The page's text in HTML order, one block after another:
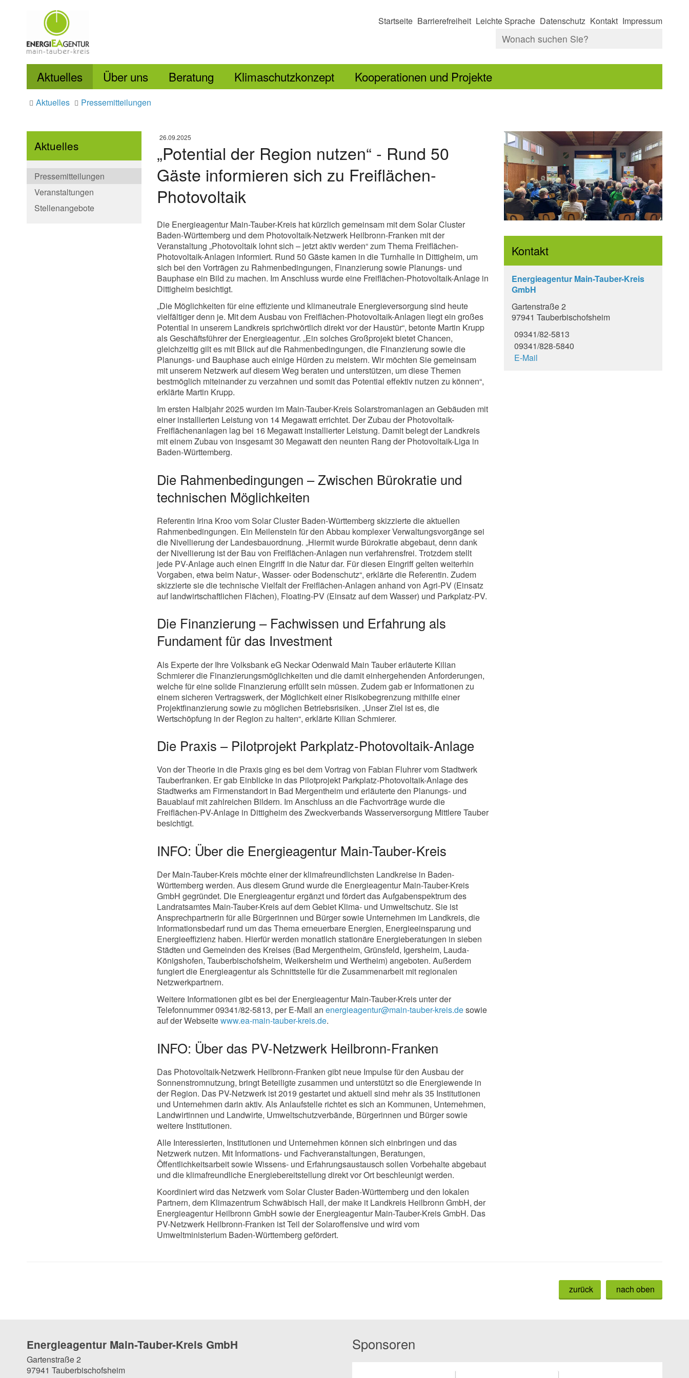
Startseite Barrierefreiheit Leichte Sprache Datenschutz Kontakt Impressum
Aktuelles Über uns Beratung Klimaschutzkonzept Kooperationen und Projekte
Aktuelles Pressemitteilungen
Aktuelles
Pressemitteilungen
Veranstaltungen
Stellenangebote
26.09.2025
„Potential der Region nutzen“ - Rund 50
Gäste informieren sich zu Freiflächen-
Photovoltaik
Die Energieagentur Main-Tauber-Kreis hat kürzlich gemeinsam mit dem Solar Cluster
Baden-Württemberg und dem Photovoltaik-Netzwerk Heilbronn-Franken mit der
Veranstaltung „Photovoltaik lohnt sich – jetzt aktiv werden“ zum Thema Freiflächen-
Photovoltaik-Anlagen informiert. Rund 50 Gäste kamen in die Turnhalle in Dittigheim, um
sich bei den Vorträgen zu Rahmenbedingungen, Finanzierung sowie Planungs- und
Bauphase ein Bild zu machen. Im Anschluss wurde eine Freiflächen-Photovoltaik-Anlage in
Dittigheim besichtigt.
„Die Möglichkeiten für eine effiziente und klimaneutrale Energieversorgung sind heute
vielfältiger denn je. Mit dem Ausbau von Freiflächen-Photovoltaik-Anlagen liegt ein großes
Potential in unserem Landkreis sprichwörtlich direkt vor der Haustür“, betonte Martin Krupp
als Geschäftsführer der Energieagentur. „Ein solches Großprojekt bietet Chancen,
gleichzeitig gilt es mit Blick auf die Rahmenbedingungen, die Finanzierung sowie die
Planungs- und Bauphase auch einige Hürden zu meistern. Wir möchten Sie gemeinsam
mit unserem Netzwerk auf diesem Weg beraten und unterstützen, um diese Themen
bestmöglich miteinander zu verzahnen und somit das Potential effektiv nutzen zu können“,
erklärte Martin Krupp.
Im ersten Halbjahr 2025 wurden im Main-Tauber-Kreis Solarstromanlagen an Gebäuden mit
einer installierten Leistung von 14 Megawatt errichtet. Der Zubau der Photovoltaik-
Freiflächenanlagen lag bei 16 Megawatt installierter Leistung. Damit belegt der Landkreis
mit einem Zubau von insgesamt 30 Megawatt den neunten Rang der Photovoltaik-Liga in
Baden-Württemberg.
Die Rahmenbedingungen – Zwischen Bürokratie und
technischen Möglichkeiten
Referentin Irina Kroo vom Solar Cluster Baden-Württemberg skizzierte die aktuellen
Rahmenbedingungen. Ein Meilenstein für den Abbau komplexer Verwaltungsvorgänge sei
die Nivellierung der Landesbauordnung. „Hiermit wurde Bürokratie abgebaut, denn dank
der Nivellierung ist der Bau von Freiflächen-Anlagen nun verfahrensfrei. Trotzdem stellt
jede PV-Anlage auch einen Eingriff in die Natur dar. Für diesen Eingriff gelten weiterhin
Vorgaben, etwa beim Natur-, Wasser- oder Bodenschutz“, erklärte die Referentin. Zudem
skizzierte sie die technische Vielfalt der Freiflächen-Anlagen anhand von Agri-PV (Einsatz
auf landwirtschaftlichen Flächen), Floating-PV (Einsatz auf dem Wasser) und Parkplatz-PV.
Die Finanzierung – Fachwissen und Erfahrung als
Fundament für das Investment
Als Experte der Ihre Volksbank eG Neckar Odenwald Main Tauber erläuterte Kilian
Schmierer die Finanzierungsmöglichkeiten und die damit einhergehenden Anforderungen,
welche für eine solide Finanzierung erfüllt sein müssen. Zudem gab er Informationen zu
einem sicheren Vertragswerk, der Möglichkeit einer Risikobegrenzung mithilfe einer
Projektfinanzierung sowie zu möglichen Betriebsrisiken. „Unser Ziel ist es, die
Wertschöpfung in der Region zu halten“, erklärte Kilian Schmierer.
Die Praxis – Pilotprojekt Parkplatz-Photovoltaik-Anlage
Von der Theorie in die Praxis ging es bei dem Vortrag von Fabian Fluhrer vom Stadtwerk
Tauberfranken. Er gab Einblicke in das Pilotprojekt Parkplatz-Photovoltaik-Anlage des
Stadtwerks am Firmenstandort in Bad Mergentheim und erläuterte den Planungs- und
Bauablauf mit zahlreichen Bildern. Im Anschluss an die Fachvorträge wurde die
Freiflächen-PV-Anlage in Dittigheim des Zweckverbands Wasserversorgung Mittlere Tauber
besichtigt.
INFO: Über die Energieagentur Main-Tauber-Kreis
Der Main-Tauber-Kreis möchte einer der klimafreundlichsten Landkreise in Baden-
Württemberg werden. Aus diesem Grund wurde die Energieagentur Main-Tauber-Kreis
GmbH gegründet. Die Energieagentur ergänzt und fördert das Aufgabenspektrum des
Landratsamtes Main-Tauber-Kreis auf dem Gebiet Klima- und Umweltschutz. Sie ist
Ansprechpartnerin für alle Bürgerinnen und Bürger sowie Unternehmen im Landkreis, die
Informationsbedarf rund um das Thema erneuerbare Energien, Energieeinsparung und
Energieeffizienz haben. Hierfür werden monatlich stationäre Energieberatungen in sieben
Städten und Gemeinden des Kreises (Bad Mergentheim, Grünsfeld, Igersheim, Lauda-
Königshofen, Tauberbischofsheim, Weikersheim und Wertheim) angeboten. Außerdem
fungiert die Energieagentur als Schnittstelle für die Zusammenarbeit mit regionalen
Netzwerkpartnern.
Weitere Informationen gibt es bei der Energieagentur Main-Tauber-Kreis unter der
Telefonnummer 09341/82-5813, per E-Mail an energieagentur@main-tauber-kreis.desowie
auf der Webseitewww.ea-main-tauber-kreis.de.
INFO: Über das PV-Netzwerk Heilbronn-Franken
Das Photovoltaik-Netzwerk Heilbronn-Franken gibt neue Impulse für den Ausbau der
Sonnenstromnutzung, bringt Beteiligte zusammen und unterstützt so die Energiewende in
der Region. Das PV-Netzwerk ist 2019 gestartet und aktuell sind mehr als 35 Institutionen
und Unternehmen darin aktiv. Als Anlaufstelle richtet es sich an Kommunen, Unternehmen,
Landwirtinnen und Landwirte, Umweltschutzverbände, Bürgerinnen und Bürger sowie
weitere Institutionen.
Alle Interessierten, Institutionen und Unternehmen können sich einbringen und das
Netzwerk nutzen. Mit Informations- und Fachveranstaltungen, Beratungen,
Öffentlichkeitsarbeit sowie Wissens- und Erfahrungsaustausch sollen Vorbehalte abgebaut
und die klimafreundliche Energiebereitstellung direkt vor Ort beschleunigt werden.
Koordiniert wird das Netzwerk vom Solar Cluster Baden-Württemberg und den lokalen
Partnern, dem Klimazentrum Schwäbisch Hall, der make it Landkreis Heilbronn GmbH, der
Energieagentur Heilbronn GmbH sowie der Energieagentur Main-Tauber-Kreis GmbH. Das
PV-Netzwerk Heilbronn-Franken ist Teil der Solaroffensive und wird vom
Umweltministerium Baden-Württemberg gefördert.
Kontakt
Energieagentur Main-Tauber-Kreis
GmbH
Gartenstraße 2
97941 Tauberbischofsheim
09341/82-5813
09341/828-5840
E-Mail
nach oben
zurück
Energieagentur Main-Tauber-Kreis GmbH
Gartenstraße 2
97941 Tauberbischofsheim
Sponsoren